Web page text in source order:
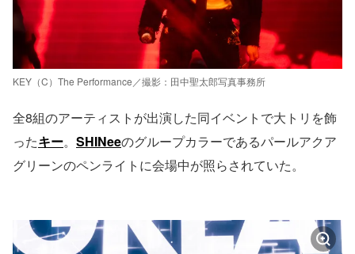
KEY（C）The Performance／撮影：田中聖太郎写真事務所
全8組のアーティストが出演した同イベントで大トリを飾
ったキー。 SHINeeのグループカラーであるパールアクア
グリーンのペンライトに会場中が照らされていた。